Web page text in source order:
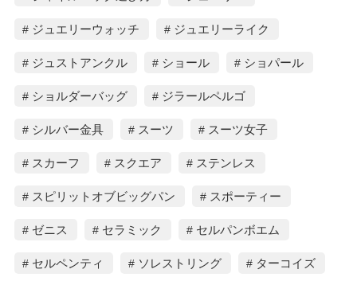
ジュエリーウォッチ ジュエリーライク
ジュストアンクル ショール ショパール
ショルダーバッグ ジラールペルゴ
シルバー金具 スーツ スーツ女子
スカーフ スクエア ステンレス
スピリットオブビッグパン スポーティー
ゼニス セラミック セルパンボエム
セルペンティ ソレストリング ターコイズ